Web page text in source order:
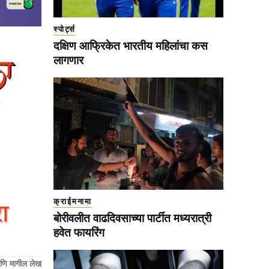
मागील लेख
स्पोर्ट्स
दक्षिण आफ्रिकेत भारतीय महिलांचा कस
लागणार
क्राईमनामा
बोरीवलीत वाढदिवसाच्या पार्टीत मध्यरात्री
हवेत फायरिंग